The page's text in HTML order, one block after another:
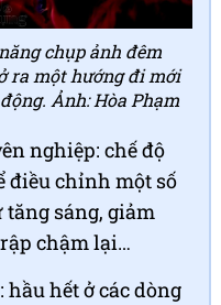
chụp ảnh đêm
ra một hướng đi mới
Ảnh: Hòa Phạm
nghiệp: chế độ
điều chỉnh một số
sáng, giảm
chậm lại…
hết ở các dòng